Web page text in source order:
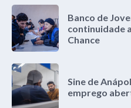
Banco de
continuidade
Chance
Sine de
emprego